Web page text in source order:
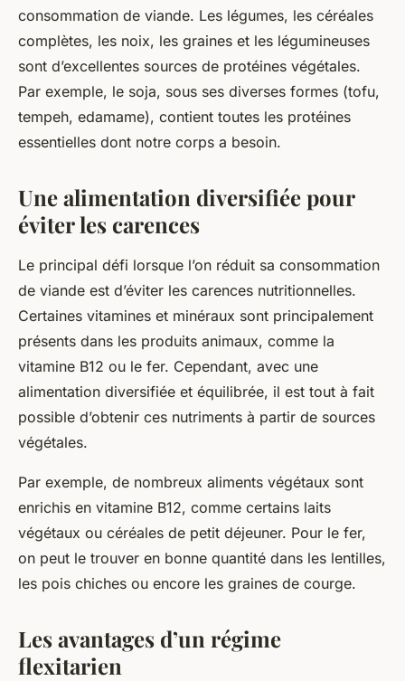
consommation de viande. Les légumes, les céréales
complètes, les noix, les graines et les légumineuses
sont d’excellentes sources de protéines végétales.
Par exemple, le soja, sous ses diverses formes (tofu,
tempeh, edamame), contient toutes les protéines
essentielles dont notre corps a besoin.
Une alimentation diversifiée pour
éviter les carences
Le principal défi lorsque l’on réduit sa consommation
de viande est d’éviter les carences nutritionnelles.
Certaines vitamines et minéraux sont principalement
présents dans les produits animaux, comme la
vitamine B12 ou le fer. Cependant, avec une
alimentation diversifiée et équilibrée, il est tout à fait
possible d’obtenir ces nutriments à partir de sources
végétales.
Par exemple, de nombreux aliments végétaux sont
enrichis en vitamine B12, comme certains laits
végétaux ou céréales de petit déjeuner. Pour le fer,
on peut le trouver en bonne quantité dans les lentilles,
les pois chiches ou encore les graines de courge.
Les avantages d’un régime
flexitarien